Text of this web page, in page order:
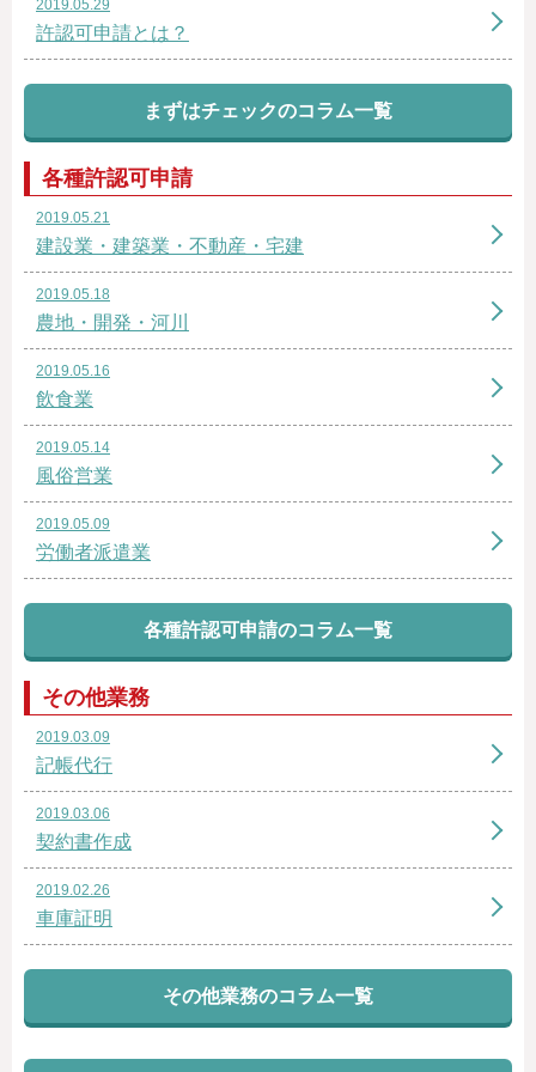
2019.05.29
許認可申請とは？
まずはチェックのコラム一覧
各種許認可申請
2019.05.21
建設業・建築業・不動産・宅建
2019.05.18
農地・開発・河川
2019.05.16
飲食業
2019.05.14
風俗営業
2019.05.09
労働者派遣業
各種許認可申請のコラム一覧
その他業務
2019.03.09
記帳代行
2019.03.06
契約書作成
2019.02.26
車庫証明
その他業務のコラム一覧